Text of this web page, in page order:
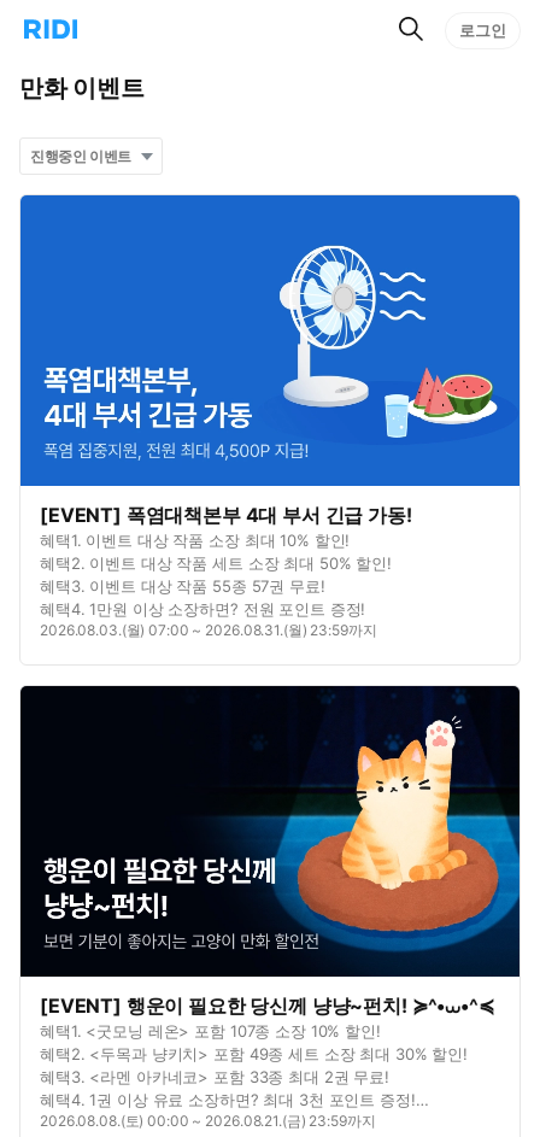
리
홈
으
이
동
턴
트
검
로그인
만화이벤트
[EVENT] 폭염대책본부 4대 부서 긴급 가동!
혜택1. 이벤트 대상 작품 소장 최대 10% 할인!
혜택2. 이벤트 대상 작품 세트 소장 최대 50% 할인!
혜택3. 이벤트 대상 작품 55종 57권 무료!
혜택4. 1만원 이상 소장하면? 전원 포인트 증정!
2026.08.03.(월) 07:00 ~ 2026.08.31.(월) 23:59까지
[EVENT] 행운이 필요한 당신께 냥냥~펀치! ≽^•⩊•^≼
혜택1. <굿모닝 레온> 포함 107종 소장 10% 할인!
혜택2. <두목과 냥키치> 포함 49종 세트 소장 최대 30% 할인!
혜택3. <라멘 아카네코> 포함 33종 최대 2권 무료!
혜택4. 1권 이상 유료 소장하면? 최대 3천 포인트 증정!
혜택5. 이벤트 댓글 남기면? 포인트 추첨 증정!
2026.08.08.(토) 00:00 ~ 2026.08.21.(금) 23:59까지